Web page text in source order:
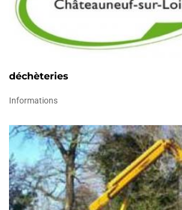
déchèteries
Informations